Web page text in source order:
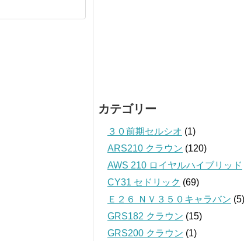
カテゴリー
３０前期セルシオ (1)
ARS210 クラウン (120)
AWS 210 ロイヤルハイブリッド
CY31 セドリック (69)
Ｅ２６ ＮＶ３５０キャラバン (5)
GRS182 クラウン (15)
GRS200 クラウン (1)